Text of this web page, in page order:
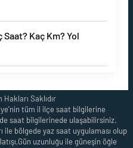
Saat? Kaç Km? Yol
Saklıdır
tüm il ilçe saat bilgilerine
saat bilgilerinede ulaşabilirsiniz.
bölgede yaz saat uygulaması olup
uzunluğu ile güneşin öğle